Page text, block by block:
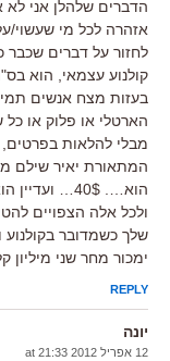
הדברים שלהלן אני לא
אזהרה לכל מי שעשוי/
לחזור על דברים שכבר
קולנוע עצמאי, הוא
בעזות מצח אנשים
הארטלי או פלוק או
מבלי להלאות בפרטים,
הוא…. 40$… ועדיין הוא מהלל את המוכר ועושה לו שירותי פרסום.
ולכל אלה הצפויים
שלך כשמדובר
ימכור מחר שני מיליון
REPLY
יונה
12 אפריל 2012 at 21:33